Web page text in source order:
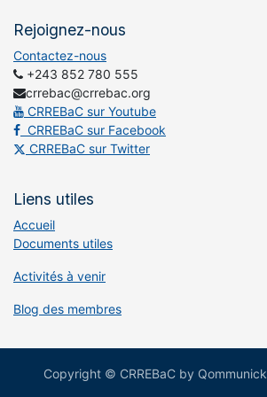
Rejoignez-nous
Contactez-nous
+243 852 780 555
crrebac@crrebac.org
CRREBaC sur Youtube
CRREBaC sur Facebook
CRREBaC sur Twitter
Liens utiles
Accueil
Documents utiles
Activités à venir
Blog des membres
Copyright © CRREBaC by Qommunick